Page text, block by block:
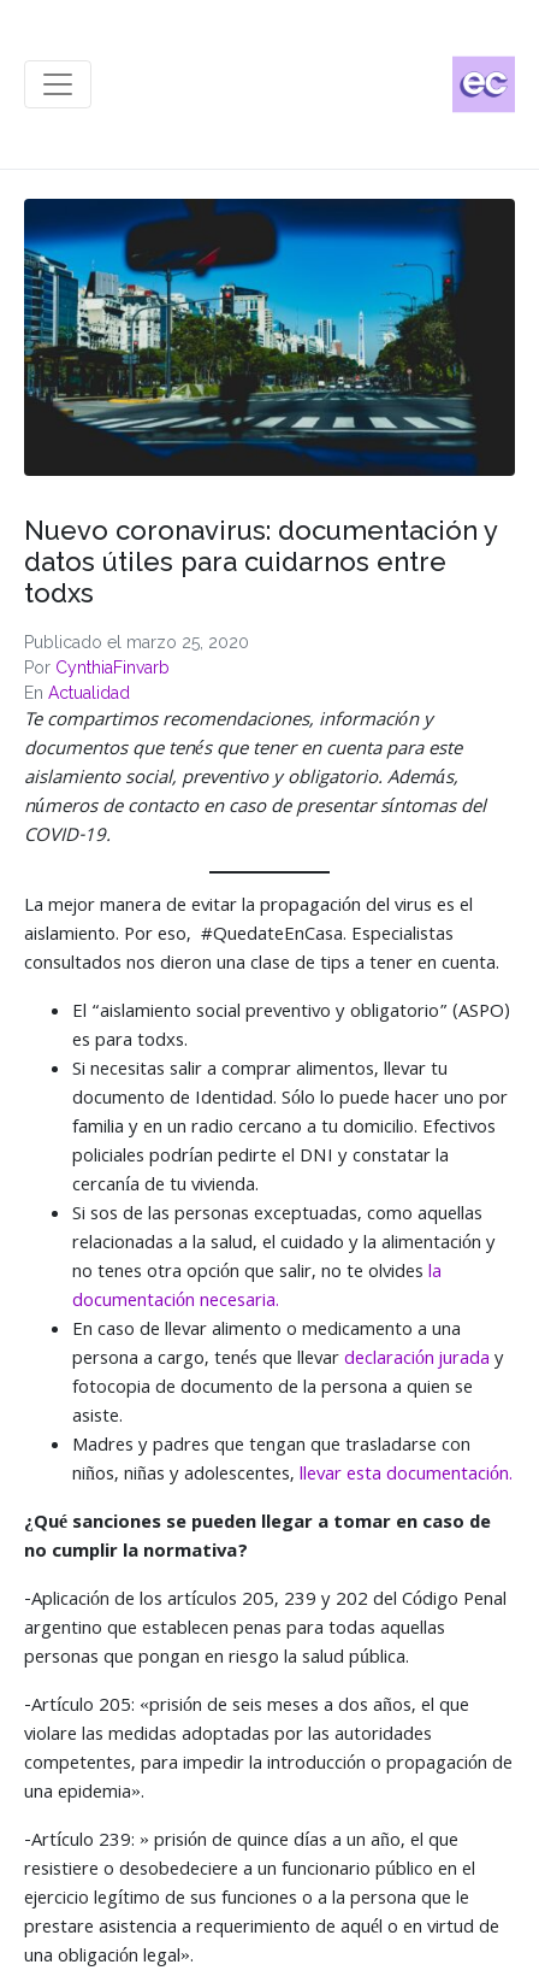
Publicado el marzo 25, 2020
Por CynthiaFinvarb
En Actualidad
Nuevo coronavirus: documentación y
datos útiles para cuidarnos entre
todxs
Te compartimos recomendaciones, información y
documentos que tenés que tener en cuenta para este
aislamiento social, preventivo y obligatorio. Además,
números de contacto en caso de presentar síntomas del
COVID-19.
La mejor manera de evitar la propagación del virus es el
aislamiento. Por eso, #QuedateEnCasa. Especialistas
consultados nos dieron una clase de tips a tener en cuenta.
El “aislamiento social preventivo y obligatorio” (ASPO)
es para todxs.
Si necesitas salir a comprar alimentos, llevar tu
documento de Identidad. Sólo lo puede hacer uno por
familia y en un radio cercano a tu domicilio. Efectivos
policiales podrían pedirte el DNI y constatar la
cercanía de tu vivienda.
Si sos de las personas exceptuadas, como aquellas
relacionadas a la salud, el cuidado y la alimentación y
no tenes otra opción que salir, no te olvidesla
documentación necesaria.
En caso de llevar alimento o medicamento a una
persona a cargo, tenés que llevardeclaración juraday
fotocopia de documento de la persona a quien se
asiste.
Madres y padres que tengan que trasladarse con
niños, niñas y adolescentes,llevar esta documentación.
¿Qué sanciones se pueden llegar a tomar en caso de
no cumplir la normativa?
-Aplicación de los artículos 205, 239 y 202 del Código Penal
argentino que establecen penas para todas aquellas
personas que pongan en riesgo la salud pública.
-Artículo 205: «prisión de seis meses a dos años, el que
violare las medidas adoptadas por las autoridades
competentes, para impedir la introducción o propagación de
una epidemia».
-Artículo 239: » prisión de quince días a un año, el que
resistiere o desobedeciere a un funcionario público en el
ejercicio legítimo de sus funciones o a la persona que le
prestare asistencia a requerimiento de aquél o en virtud de
una obligación legal».